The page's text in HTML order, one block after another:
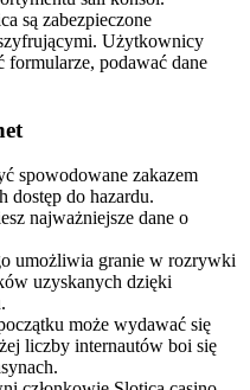
są zabezpieczone
Użytkownicy
formularze, podawać dane
spowodowane zakazem
dostęp do hazardu.
najważniejsze dane o
umożliwia granie w rozrywki
uzyskanych dzięki
może wydawać się
liczby internautów boi się